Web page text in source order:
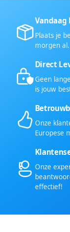
Vandaag
Plaats je
morgen al.
Direct
Geen
is jouw
Onze
Europese
Onze
effectief!